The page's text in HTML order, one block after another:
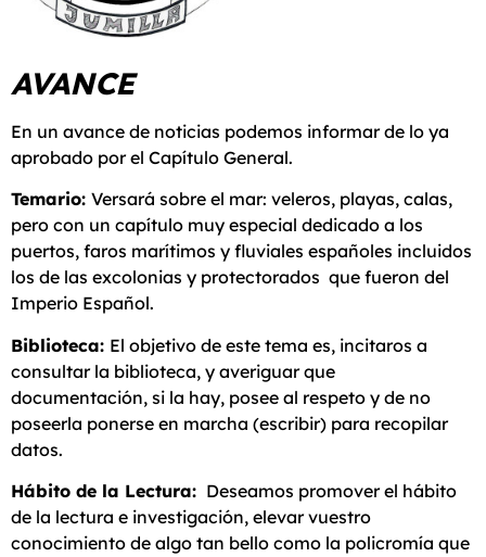
AVANCE
En un avance de noticias podemos informar de lo ya
aprobado por el Capítulo General.
Temario: Versará sobre el mar: veleros, playas, calas,
pero con un capítulo muy especial dedicado a los
puertos, faros marítimos y fluviales españoles incluidos
los de las excolonias y protectorados que fueron del
Imperio Español.
Biblioteca: El objetivo de este tema es, incitaros a
consultar la biblioteca, y averiguar que
documentación, si la hay, posee al respeto y de no
poseerla ponerse en marcha (escribir) para recopilar
datos.
Hábito de la Lectura: Deseamos promover el hábito
de la lectura e investigación, elevar vuestro
conocimiento de algo tan bello como la policromía que